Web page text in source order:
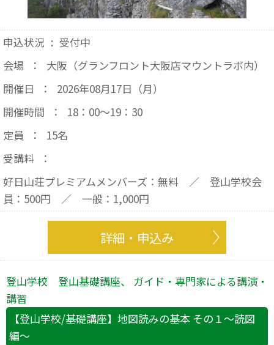
申込状況 : 受付中
会場
：
大阪（グランフロント大阪店マウントラボ内）
開催日
：
2026年08月17日（月）
開催時間
：
18：00～19：30
定員
：
15名
受講料
：
好日山荘プレミアムメンバーズ：無料 ／ 登山学校会
員：500円 ／ 一般：1,000円
詳細・申込み
登山学校 登山基礎講座、 ガイド・専門家による講演・
講習
【登山学校/基礎講座】地図読みの基本 その１～読図
編～